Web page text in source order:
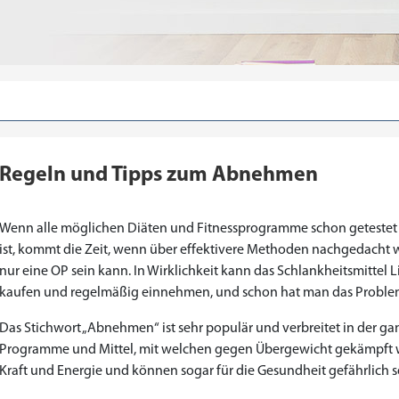
und Tipps zum Abnehmen
alle möglichen Diäten und Fitnessprogramme schon
kommt die Zeit, wenn über effektivere Methoden nachgedacht
eine OP sein kann. In Wirklichkeit kann das Schlankheitsmittel
und regelmäßig einnehmen, und schon hat man das
Stichwort „Abnehmen“ ist sehr populär und verbreitet in der
und Mittel, mit welchen gegen Übergewicht
und Energie und können sogar für die Gesundheit gefährlich